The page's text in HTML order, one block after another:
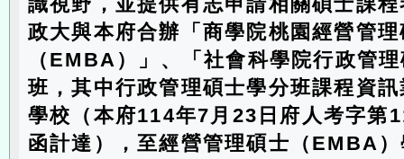
政大與本府合辦「商學院桃園經營管
（EMBA）」、「社會科學院行政管
班，其中行政管理碩士學分班課程資
學校（本府114年7月23日府人考字第
函計達），至經營管理碩士（EMBA